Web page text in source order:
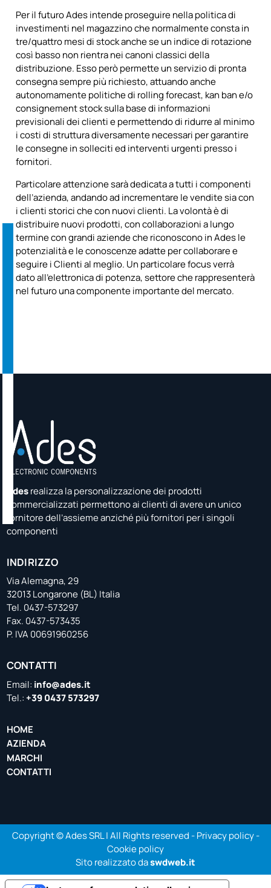
Per il futuro Ades intende proseguire nella politica di
investimenti nel magazzino che normalmente consta in
tre/quattro mesi di stock anche se un indice di rotazione
così basso non rientra nei canoni classici della
distribuzione. Esso però permette un servizio di pronta
consegna sempre più richiesto, attuando anche
autonomamente politiche di rolling forecast, kan ban e/o
consignement stock sulla base di informazioni
previsionali dei clienti e permettendo di ridurre al minimo
i costi di struttura diversamente necessari per garantire
le consegne in solleciti ed interventi urgenti presso i
fornitori.
Particolare attenzione sarà dedicata a tutti i componenti
dell’azienda, andando ad incrementare le vendite sia con
i clienti storici che con nuovi clienti. La volontà è di
distribuire nuovi prodotti, con collaborazioni a lungo
termine con grandi aziende che riconoscono in Ades le
potenzialità e le conoscenze adatte per collaborare e
seguire i Clienti al meglio. Un particolare focus verrà
dato all’elettronica di potenza, settore che rappresenterà
nel futuro una componente importante del mercato.
Adesrealizza la personalizzazione dei prodotti
commercializzati permettono ai clienti di avere un unico
fornitore dell’assieme anziché più fornitori per i singoli
componenti
INDIRIZZO
Via Alemagna, 29
32013 Longarone (BL) Italia
Tel. 0437-573297
Fax. 0437-573435
P. IVA 00691960256
CONTATTI
Email: info@ades.it
Tel.: +39 0437 573297
HOME
AZIENDA
MARCHI
CONTATTI
Copyright © Ades SRL | All Rights reserved -Privacy policy-
Cookie policy
Sito realizzato daswdweb.it